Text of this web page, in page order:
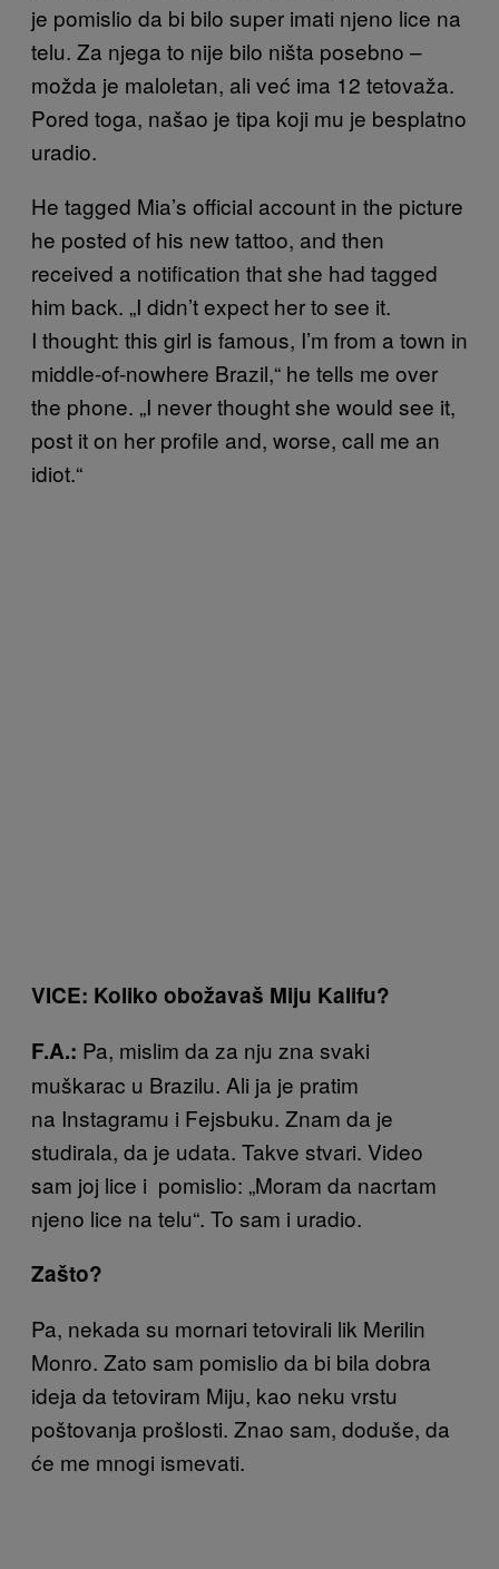
je pomislio da bi bilo super imati njeno lice na
telu. Za njega to nije bilo ništa posebno –
možda je maloletan, ali već ima 12 tetovaža.
Pored toga, našao je tipa koji mu je besplatno
uradio.
He tagged Mia’s official account in the picture
he posted of his new tattoo, and then
received a notification that she had tagged
him back. „I didn’t expect her to see it.
I thought: this girl is famous, I’m from a town in
middle-of-nowhere Brazil,“ he tells me over
the phone. „I never thought she would see it,
post it on her profile and, worse, call me an
idiot.“
VICE: Koliko obožavaš Miju Kalifu?
F.A.: Pa, mislim da za nju zna svaki
muškarac u Brazilu. Ali ja je pratim
na Instagramu i Fejsbuku. Znam da je
studirala, da je udata. Takve stvari. Video
sam joj lice i pomislio: „Moram da nacrtam
njeno lice na telu“. To sam i uradio.
Zašto?
Pa, nekada su mornari tetovirali lik Merilin
Monro. Zato sam pomislio da bi bila dobra
ideja da tetoviram Miju, kao neku vrstu
poštovanja prošlosti. Znao sam, doduše, da
će me mnogi ismevati.